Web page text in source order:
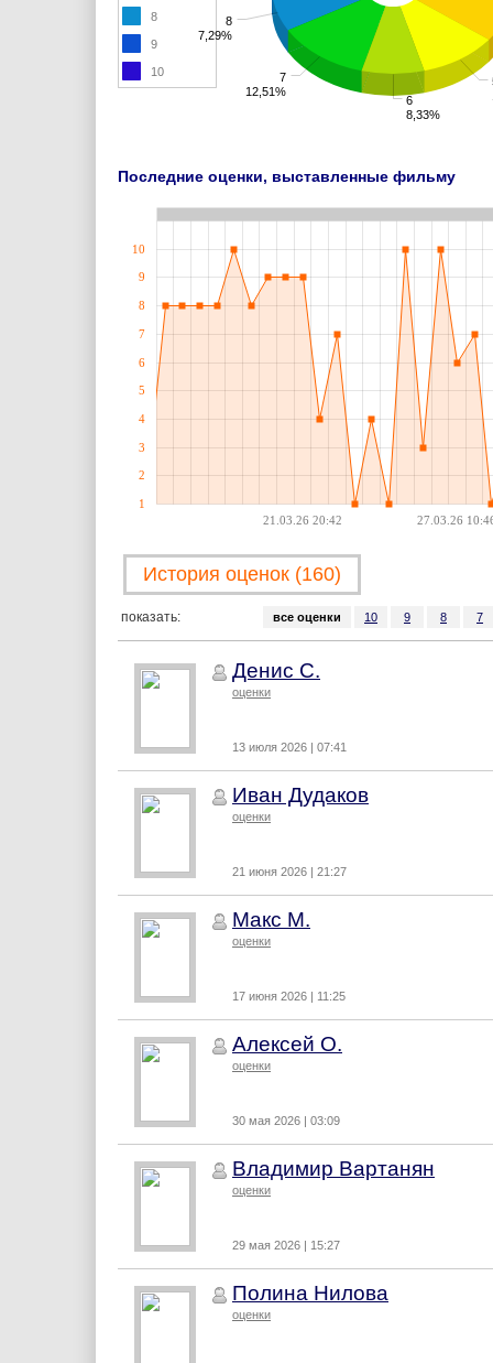
8
7,29%
7
12,51%
6
8,33%
8
9
10
Последние оценки, выставленные фильму
21.03.26 20:42 27.03.26
1
2
3
4
5
6
7
8
9
10
История оценок (160)
показать: все оценки 10 9 8 7
Денис С.
оценки
13 июля 2026 | 07:41
Иван Дудаков
оценки
21 июня 2026 | 21:27
Макс М.
оценки
17 июня 2026 | 11:25
Алексей О.
оценки
30 мая 2026 | 03:09
Владимир Вартанян
оценки
29 мая 2026 | 15:27
Полина Нилова
оценки